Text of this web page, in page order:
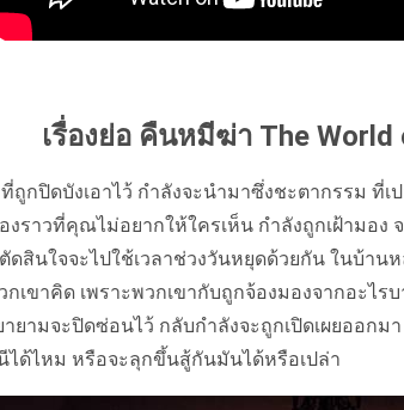
เรื่องย่อ คืนหมีฆ่า The
ถูกปิดบังเอาไว้ กำลังจะนำมาซึ่งชะตากรรม ที่
งราวที่คุณไม่อยากให้ใครเห็น กำลังถูกเฝ้ามอ
สินใจจะไปใช้เวลาช่วงวันหยุดด้วยกัน ในบ้าน
เขาคิด เพราะพวกเขากับถูกจ้องมองจากอะไรบ
ยามจะปิดซ่อนไว้ กลับกำลังจะถูกเปิดเผยออก
ได้ไหม หรือจะลุกขึ้นสู้กันมันได้หรือเปล่า